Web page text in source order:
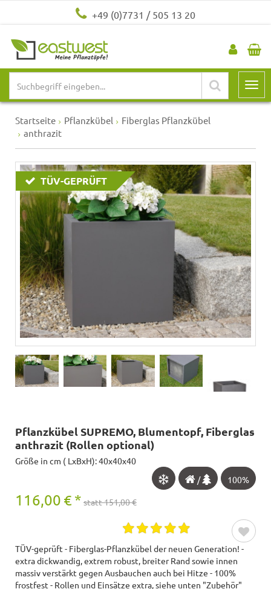
+49 (0)7731 / 505 13 20
Startseite Pflanzkübel
Fiberglas Pflanzkübel
anthrazit
TÜV-GEPRÜFT
Pflanzkübel SUPREMO, Blumentopf, Fiberglas
anthrazit (Rollen optional)
Größe in cm ( LxBxH): 40x40x40
100%
/
116,00 € * statt 151,00 €
TÜV-geprüft - Fiberglas-Pflanzkübel der neuen Generation! -
extra dickwandig, extrem robust, breiter Rand sowie innen
massiv verstärkt gegen Ausbauchen auch bei Hitze - 100%
frostfest - Rollen und Einsätze extra, siehe unten "Zubehör"